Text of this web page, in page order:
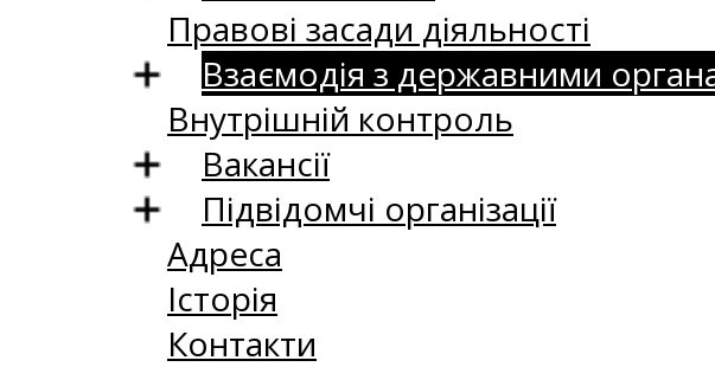
Правові засади діяльності
Взаємодія з державними
Внутрішній контроль
Вакансії
Підвідомчі організації
Адреса
Історія
Контакти